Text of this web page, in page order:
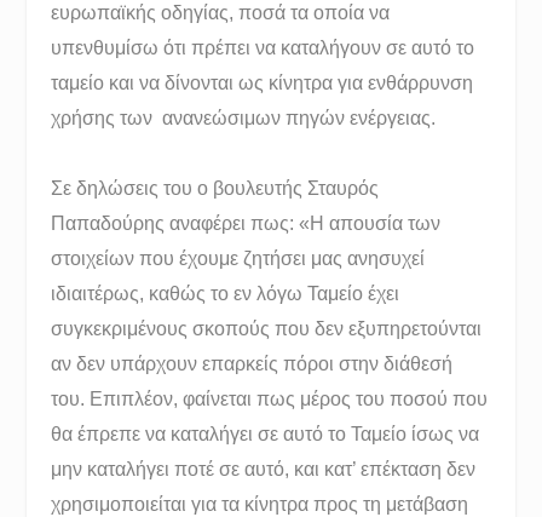
ευρωπαϊκής οδηγίας, ποσά τα οποία να
υπενθυμίσω ότι πρέπει να καταλήγουν σε αυτό το
ταμείο και να δίνονται ως κίνητρα για ενθάρρυνση
χρήσης των ανανεώσιμων πηγών ενέργειας.
Σε δηλώσεις του ο βουλευτής Σταυρός
Παπαδούρης αναφέρει πως: «Η απουσία των
στοιχείων που έχουμε ζητήσει μας ανησυχεί
ιδιαιτέρως, καθώς το εν λόγω Ταμείο έχει
συγκεκριμένους σκοπούς που δεν εξυπηρετούνται
αν δεν υπάρχουν επαρκείς πόροι στην διάθεσή
του. Επιπλέον, φαίνεται πως μέρος του ποσού που
θα έπρεπε να καταλήγει σε αυτό το Ταμείο ίσως να
μην καταλήγει ποτέ σε αυτό, και κατ’ επέκταση δεν
χρησιμοποιείται για τα κίνητρα προς τη μετάβαση